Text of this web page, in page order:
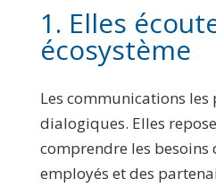
1. Elles
écosystème
Les communications les
dialogiques. Elles
comprendre les besoins
employés et des